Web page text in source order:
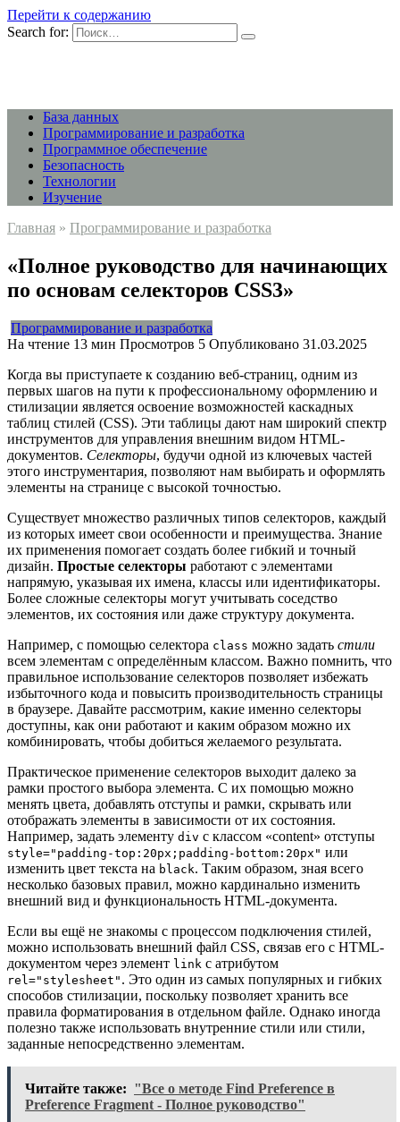
Перейти к содержанию
Search for:
База данных
Программирование и разработка
Программное обеспечение
Безопасность
Технологии
Изучение
Главная » Программирование и разработка
«Полное руководство для начинающих
по основам селекторов CSS3»
Программирование и разработка
На чтение 13 мин Просмотров 5 Опубликовано 31.03.2025
Когда вы приступаете к созданию веб-страниц, одним из
первых шагов на пути к профессиональному оформлению и
стилизации является освоение возможностей каскадных
таблиц стилей (CSS). Эти таблицы дают нам широкий спектр
инструментов для управления внешним видом HTML-
документов. Селекторы, будучи одной из ключевых частей
этого инструментария, позволяют нам выбирать и оформлять
элементы на странице с высокой точностью.
Существует множество различных типов селекторов, каждый
из которых имеет свои особенности и преимущества. Знание
их применения помогает создать более гибкий и точный
дизайн. Простые селекторы работают с элементами
напрямую, указывая их имена, классы или идентификаторы.
Более сложные селекторы могут учитывать соседство
элементов, их состояния или даже структуру документа.
Например, с помощью селектора class можно задать стили
всем элементам с определённым классом. Важно помнить, что
правильное использование селекторов позволяет избежать
избыточного кода и повысить производительность страницы
в браузере. Давайте рассмотрим, какие именно селекторы
доступны, как они работают и каким образом можно их
комбинировать, чтобы добиться желаемого результата.
Практическое применение селекторов выходит далеко за
рамки простого выбора элемента. С их помощью можно
менять цвета, добавлять отступы и рамки, скрывать или
отображать элементы в зависимости от их состояния.
Например, задать элементу div с классом «content» отступы
style="padding-top:20px;padding-bottom:20px" или
изменить цвет текста на black. Таким образом, зная всего
несколько базовых правил, можно кардинально изменить
внешний вид и функциональность HTML-документа.
Если вы ещё не знакомы с процессом подключения стилей,
можно использовать внешний файл CSS, связав его с HTML-
документом через элемент link с атрибутом
rel="stylesheet" . Это один из самых популярных и гибких
способов стилизации, поскольку позволяет хранить все
правила форматирования в отдельном файле. Однако иногда
полезно также использовать внутренние стили или стили,
заданные непосредственно элементам.
Читайте также: "Все о методе Find Preference в
Preference Fragment - Полное руководство"